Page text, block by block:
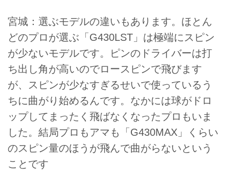
宮城：選ぶモデルの違いもあります。ほとん
どのプロが選ぶ「G430LST」は極端にスピン
が少ないモデルです。ピンのドライバーは打
ち出し角が高いのでロースピンで飛びます
が、スピンが少なすぎるせいで使っているう
ちに曲がり始めるんです。なかには球がドロ
ップしてまったく飛ばなくなったプロもいま
した。結局プロもアマも「G430MAX」くらい
のスピン量のほうが飛んで曲がらないという
ことです